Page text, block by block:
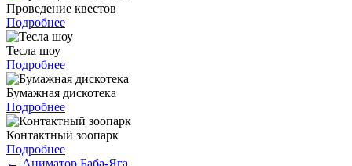
Проведение квестов
Подробнее
Тесла шоу
Подробнее
Бумажная дискотека
Подробнее
Контактный зоопарк
Подробнее
← Аниматор Баба-Яга